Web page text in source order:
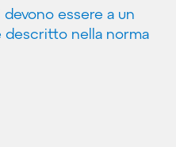
essere a un
descritto nella norma